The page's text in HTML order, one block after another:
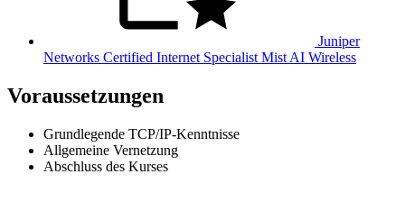
Juniper
Networks Certified Internet Specialist Mist AI Wireless
Voraussetzungen
Grundlegende TCP/IP-Kenntnisse
Allgemeine Vernetzung
Abschluss des Kurses